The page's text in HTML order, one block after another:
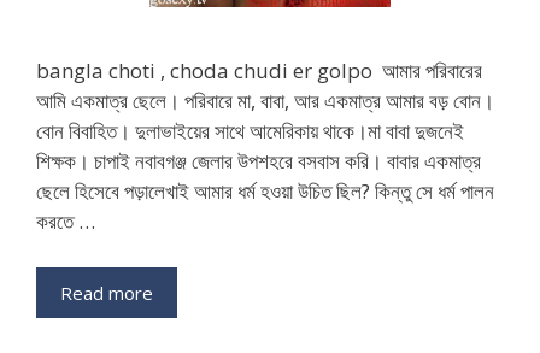
bangla choti , choda chudi er golpo আমার পরিবারের
আমি একমাত্র ছেলে। পরিবারে মা, বাবা, আর একমাত্র আমার বড় বোন।
বোন বিবাহিত। দুলাভাইয়ের সাথে আমেরিকায় থাকে।মা বাবা দুজনেই
শিক্ষক। চাপাই নবাবগঞ্জ জেলার উপশহরে বসবাস করি। বাবার একমাত্র
ছেলে হিসেবে পড়ালেখাই আমার ধর্ম হওয়া উচিত ছিল? কিন্তু সে ধর্ম পালন
করতে …
Read more